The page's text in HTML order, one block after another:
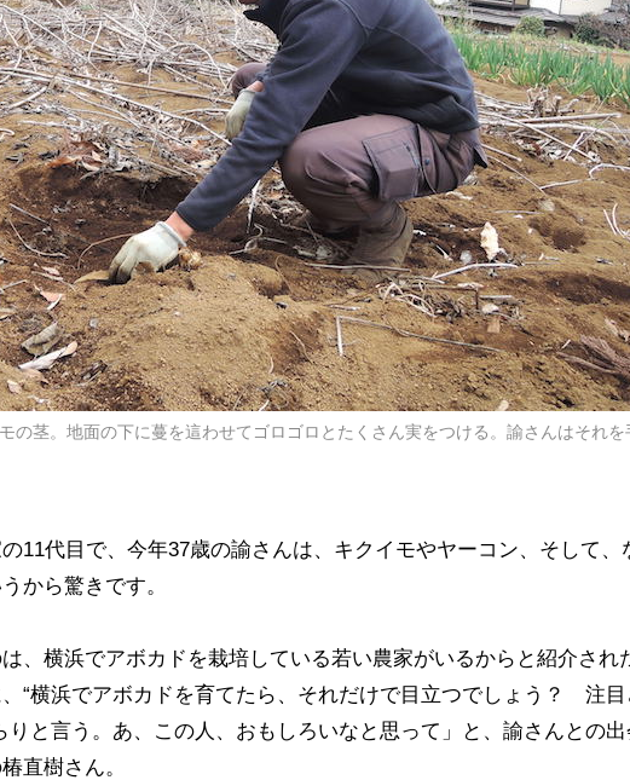
の茎。地面の下に蔓を這わせてゴロゴロとたくさん実をつける。諭さんはそれを
11代目で、今年37歳の諭さんは、キクイモやヤーコン、そして、
から驚きです。
、横浜でアボカドを栽培している若い農家がいるからと紹介され
“横浜でアボカドを育てたら、それだけで目立つでしょう？ 注
りと言う。あ、この人、おもしろいなと思って」と、諭さんとの
直樹さん。